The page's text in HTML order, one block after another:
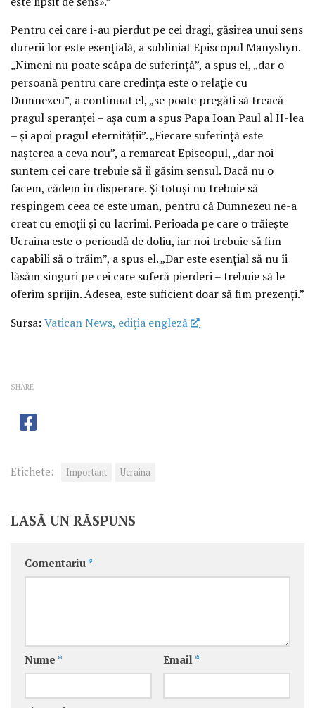
Pentru cei care i-au pierdut pe cei dragi, găsirea unui sens
durerii lor este esențială, a subliniat Episcopul Manyshyn.
„Nimeni nu poate scăpa de suferință”, a spus el, „dar o
persoană pentru care credința este o relație cu
Dumnezeu”, a continuat el, „se poate pregăti să treacă
pragul speranței – așa cum a spus Papa Ioan Paul al II-lea
– și apoi pragul eternității”. „Fiecare suferință este
nașterea a ceva nou”, a remarcat Episcopul, „dar noi
suntem cei care trebuie să îi găsim sensul. Dacă nu o
facem, cădem în disperare. Și totuși nu trebuie să
respingem ceea ce este uman, pentru că Dumnezeu ne-a
creat cu emoții și cu lacrimi. Perioada pe care o trăiește
Ucraina este o perioadă de doliu, iar noi trebuie să fim
capabili să o trăim”, a spus el. „Dar este esențial să nu îi
lăsăm singuri pe cei care suferă pierderi – trebuie să le
oferim sprijin. Adesea, este suficient doar să fim prezenți.”
Sursa: Vatican News, ediția engleză
SHARE
Etichete: Important Ucraina
LASĂ UN RĂSPUNS
Comentariu *
Nume * Email *